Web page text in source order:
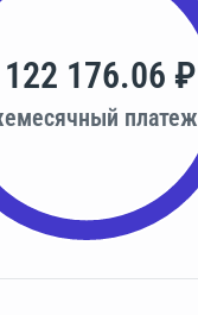
176.06 ₽
платеж